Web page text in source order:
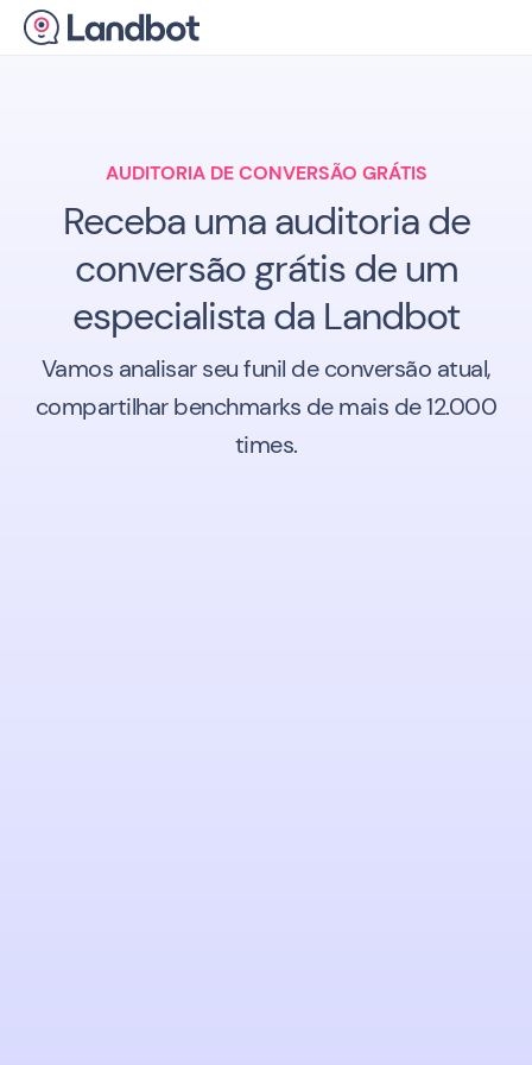
AUDITORIA DE CONVERSÃO GRÁTIS
Receba uma auditoria de
conversão grátis de um
especialista da Landbot
Vamos analisar seu funil de conversão atual,
compartilhar benchmarks de mais de 12.000
times.